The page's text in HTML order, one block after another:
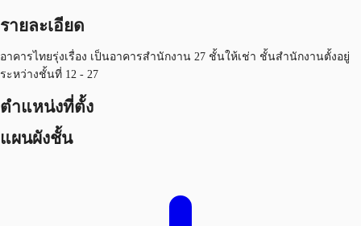
รายละเอียด
อาคารไทยรุ่งเรื่อง เป็นอาคารสำนักงาน 27 ชั้นให้เช่า ชั้นสำนักงานตั้งอยู่
ระหว่างชั้นที่ 12 - 27
ตำแหน่งที่ตั้ง
แผนผังชั้น